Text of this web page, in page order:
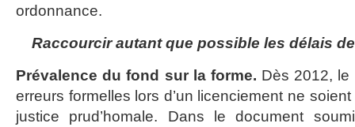
ordonnance.
Raccourcir autant que possible les délais
Prévalence du fond sur la forme. Dès 2012,
erreurs formelles lors d’un licenciement ne
justice prud’homale. Dans le document